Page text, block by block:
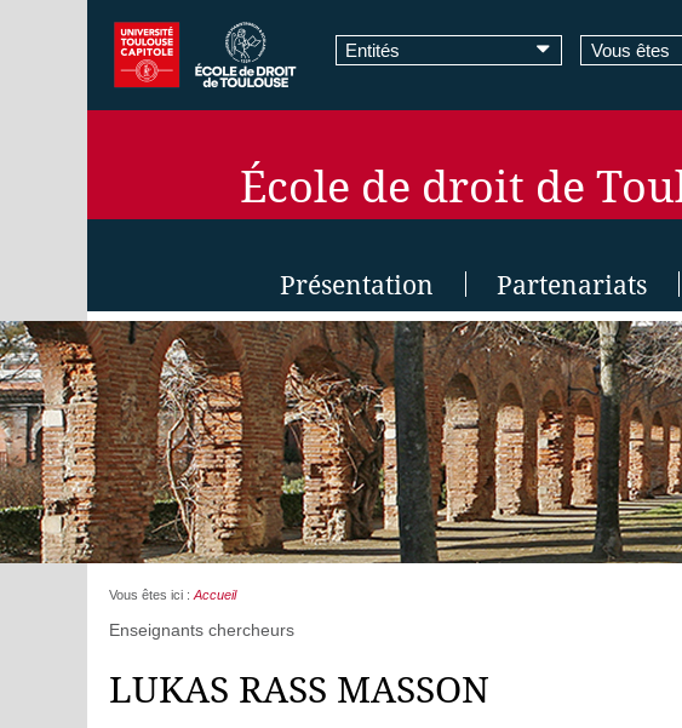
Entités Vous êtes
École de droit de
Présentation Partenariats
Vous êtes ici : Accueil
Enseignants chercheurs
LUKAS RASS MASSON